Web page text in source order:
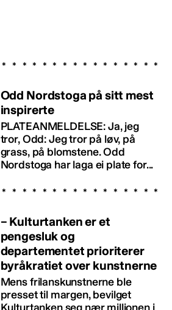
Odd Nordstoga på sitt mest
inspirerte
PLATEANMELDELSE: Ja, jeg
tror, Odd: Jeg tror på løv, på
grass, på blomstene. Odd
Nordstoga har laga ei plate for...
– Kulturtanken er et
pengesluk og
departementet prioriterer
byråkratiet over kunstnerne
Mens frilanskunstnerne ble
presset til margen, bevilget